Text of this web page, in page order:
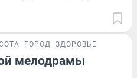
ГОРОД ЗДОРОВЬЕ
мелодрамы